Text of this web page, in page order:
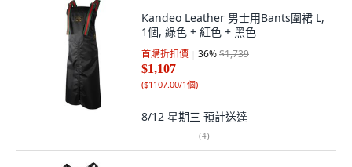
Kandeo Leather 男士用Bants圍裙 L,
1個, 綠色 + 紅色 + 黑色
首購折扣價 36%$1,739
$1,107
($1107.00/1個)
8/12 星期三 預計送達
(4)